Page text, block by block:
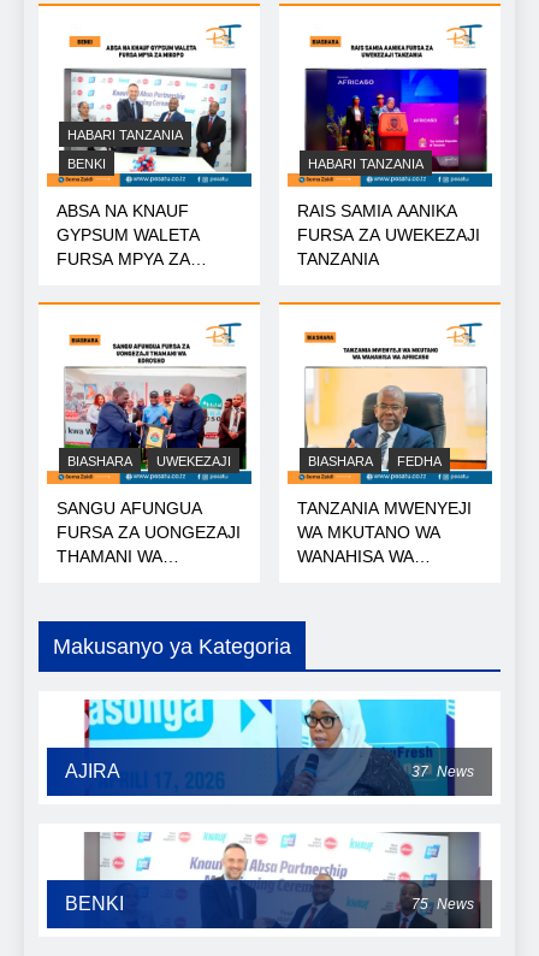
HABARI TANZANIA
BENKI
ABSA NA KNAUF
GYPSUM WALETA
FURSA MPYA ZA
HABARI TANZANIA
RAIS SAMIA AANIKA
FURSA ZA UWEKEZAJI
TANZANIA
BIASHARA UWEKEZAJI
SANGU AFUNGUA
FURSA ZA UONGEZAJI
THAMANI WA
BIASHARA FEDHA
TANZANIA MWENYEJI
WA MKUTANO WA
WANAHISA WA
Makusanyo ya Kategoria
AJIRA 37 News
BENKI 75 News